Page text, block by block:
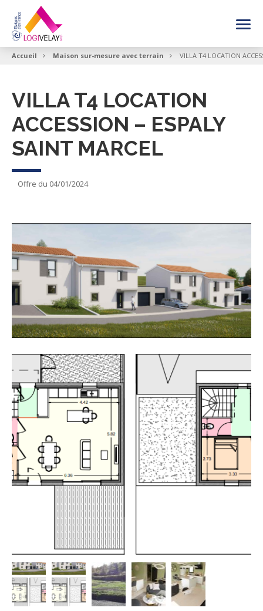
FAIRE CONSTRUIRE SA MAISON
VOIR LES OFFRES
Accueil Maison sur-mesure avec terrain VILLA T4 LOCATION
VILLA T4 LOCATION
ACCESSION – ESPALY
SAINT MARCEL
Offre du 04/01/2024